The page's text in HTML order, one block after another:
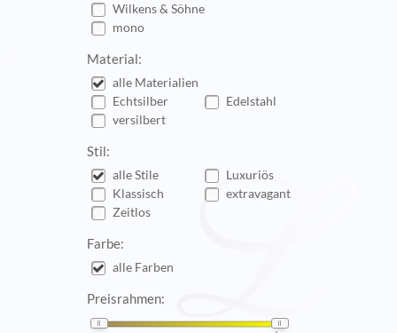
Wilkens & Söhne
mono
Material:
alle Materialien
Echtsilber
Edelstahl
versilbert
Stil:
alle Stile
Luxuriös
Klassisch
extravagant
Zeitlos
Farbe:
alle Farben
Preisrahmen: